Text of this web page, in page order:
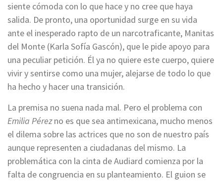
siente cómoda con lo que hace y no cree que haya
salida. De pronto, una oportunidad surge en su vida
ante el inesperado rapto de un narcotraficante, Manitas
del Monte (Karla Sofía Gascón), que le pide apoyo para
una peculiar petición. Él ya no quiere este cuerpo, quiere
vivir y sentirse como una mujer, alejarse de todo lo que
ha hecho y hacer una transición.
La premisa no suena nada mal. Pero el problema con
Emilia Pérezno es que sea antimexicana, mucho menos
el dilema sobre las actrices que no son de nuestro país
aunque representen a ciudadanas del mismo. La
problemática con la cinta de Audiard comienza por la
falta de congruencia en su planteamiento. El guion se